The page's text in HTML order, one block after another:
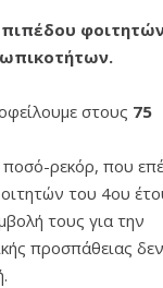
στους 75
ρεκόρ, που
του 4ου
τους για την
προσπάθειας